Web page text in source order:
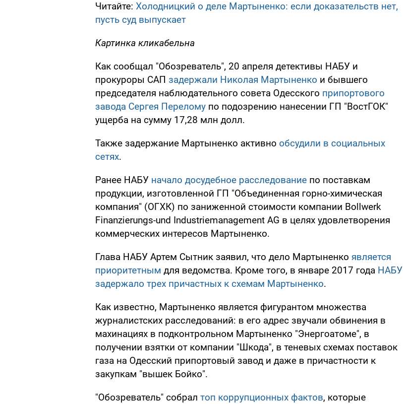
Читайте: Холодницкий о деле Мартыненко: если доказательств нет,
пусть суд выпускает
Картинка кликабельна
Как сообщал "Обозреватель", 20 апреля детективы НАБУ и
прокуроры САП задержали Николая Мартыненко и бывшего
председателя наблюдательного совета Одесского припортового
завода Сергея Перелому по подозрению нанесении ГП "ВостГОК"
ущерба на сумму 17,28 млн долл.
Также задержание Мартыненко активно обсудили в социальных
сетях.
Ранее НАБУ начало досудебное расследование по поставкам
продукции, изготовленной ГП "Объединенная горно-химическая
компания" (ОГХК) по заниженной стоимости компании Bollwerk
Finanzierungs-und Industriemanagement AG в целях удовлетворения
коммерческих интересов Мартыненко.
Глава НАБУ Артем Сытник заявил, что дело Мартыненко является
приоритетным для ведомства. Кроме того, в январе 2017 года НАБУ
задержало трех причастных к схемам Мартыненко.
Как известно, Мартыненко является фигурантом множества
журналистских расследований: в его адрес звучали обвинения в
махинациях в подконтрольном Мартыненко "Энергоатоме", в
получении взятки от компании "Шкода", в теневых схемах поставок
газа на Одесский припортовый завод и даже в причастности к
закупкам "вышек Бойко".
"Обозреватель" собрал топ коррупционных фактов, которые